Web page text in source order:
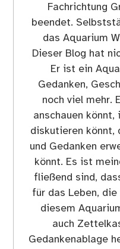
Fachrichtung
beendet.
das Aquarium
Dieser Blog hat
Er ist ein
Gedanken,
noch viel mehr.
anschauen könnt,
diskutieren könnt,
und Gedanken
könnt. Es ist
fließend sind,
für das Leben,
diesem
auch
Gedankenablage